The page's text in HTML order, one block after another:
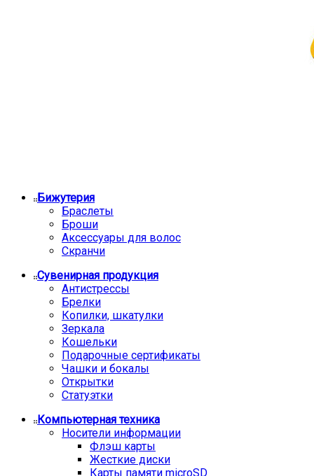
Бижутерия
Браслеты
Броши
Аксессуары для волос
Скранчи
Сувенирная продукция
Антистрессы
Брелки
Копилки, шкатулки
Зеркала
Кошельки
Подарочные сертификаты
Чашки и бокалы
Открытки
Статуэтки
Компьютерная техника
Носители информации
Флэш карты
Жесткие диски
Карты памяти microSD